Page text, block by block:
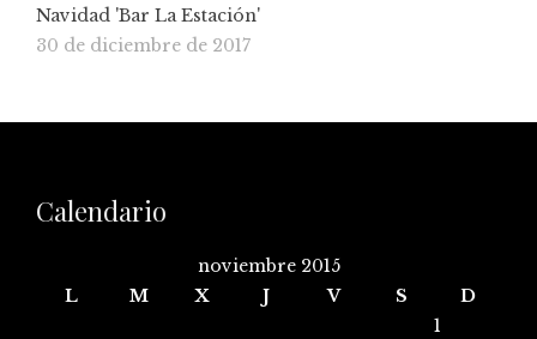
Navidad 'Bar La Estación'
30 de diciembre de 2017
Calendario
noviembre 2015
L
M X J V S
D
1